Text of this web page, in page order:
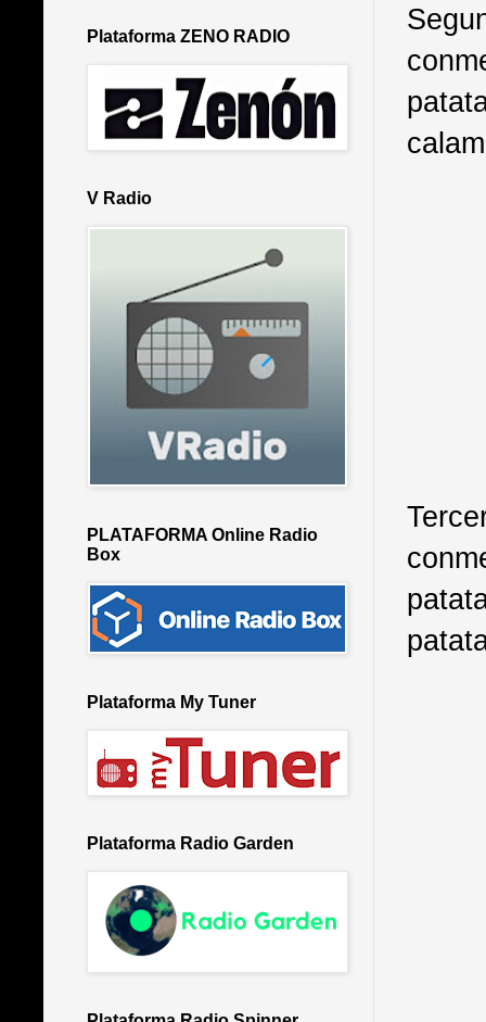
Plataforma ZENO RADIO
V Radio
PLATAFORMA Online Radio
Box
Plataforma My Tuner
Plataforma Radio Garden